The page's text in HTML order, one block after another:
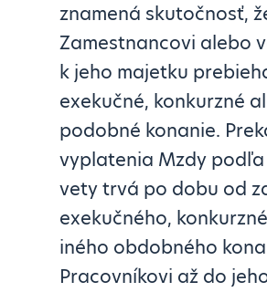
znamená skutočnosť,
Zamestnancovi alebo
k jeho majetku
exekučné, konkurzné
podobné konanie.
vyplatenia Mzdy
vety trvá po dobu od
exekučného,
iného obdobného
Pracovníkovi až do